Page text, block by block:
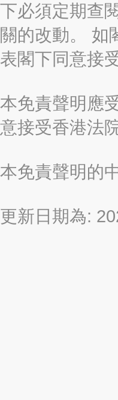
下必須定期查
關的改動。 如
表閣下同意接
本免責聲明應
意接受香港法
本免責聲明的
更新日期為: